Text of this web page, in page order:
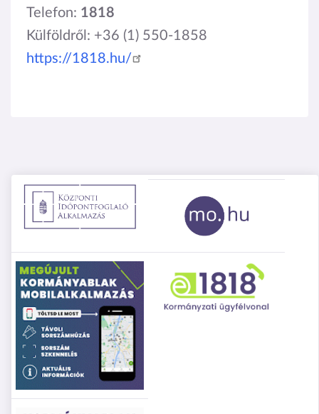
Telefon: 1818
Külföldről: +36 (1) 550-1858
https://1818.hu/